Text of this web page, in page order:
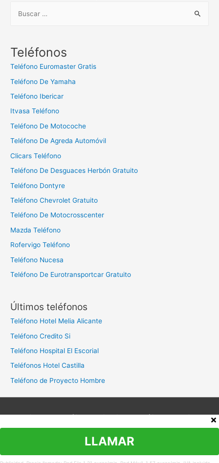
c
:
Teléfonos
Teléfono Euromaster Gratis
Teléfono De Yamaha
Teléfono Ibericar
Itvasa Teléfono
Teléfono De Motocoche
Teléfono De Agreda Automóvil
Clicars Teléfono
Teléfono De Desguaces Herbón Gratuito
Teléfono Dontyre
Teléfono Chevrolet Gratuito
Teléfono De Motocrosscenter
Mazda Teléfono
Rofervigo Teléfono
Teléfono Nucesa
Teléfono De Eurotransportcar Gratuito
Últimos teléfonos
Teléfono Hotel Melia Alicante
Teléfono Credito Si
Teléfono Hospital El Escorial
Teléfonos Hotel Castilla
Teléfono de Proyecto Hombre
Aviso legal Política de privacidad
Política de cookies
Contacto
Copyright © 2026Teléfono Atención al Cliente
LLAMAR